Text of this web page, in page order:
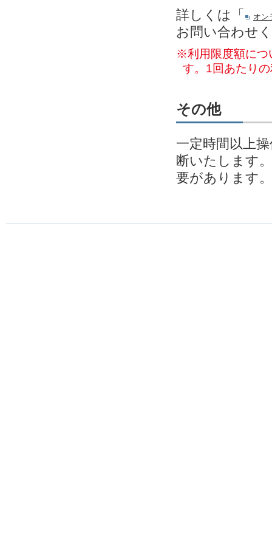
詳しくは「
オン
お問い合わせ
※利用限度額につ
す。1回あたり
その他
一定時間以上
断いたします
要があります。